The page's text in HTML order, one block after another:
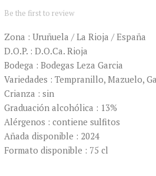
Be the first to review
Zona : Uruñuela / La Rioja / España
D.O.P. : D.O.Ca. Rioja
Bodega : Bodegas Leza Garcia
Variedades : Tempranillo, Mazuelo,
Crianza : sin
Graduación alcohólica : 13%
Alérgenos : contiene sulfitos
Añada disponible : 2024
Formato disponible : 75 cl